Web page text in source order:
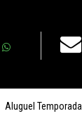
Aluguel Temporada